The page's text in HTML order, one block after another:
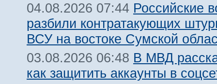
04.08.2026 07:44 Российские
разбили контратакующих
ВСУ на востоке Сумской
03.08.2026 06:48 В МВД
как защитить аккаунты в